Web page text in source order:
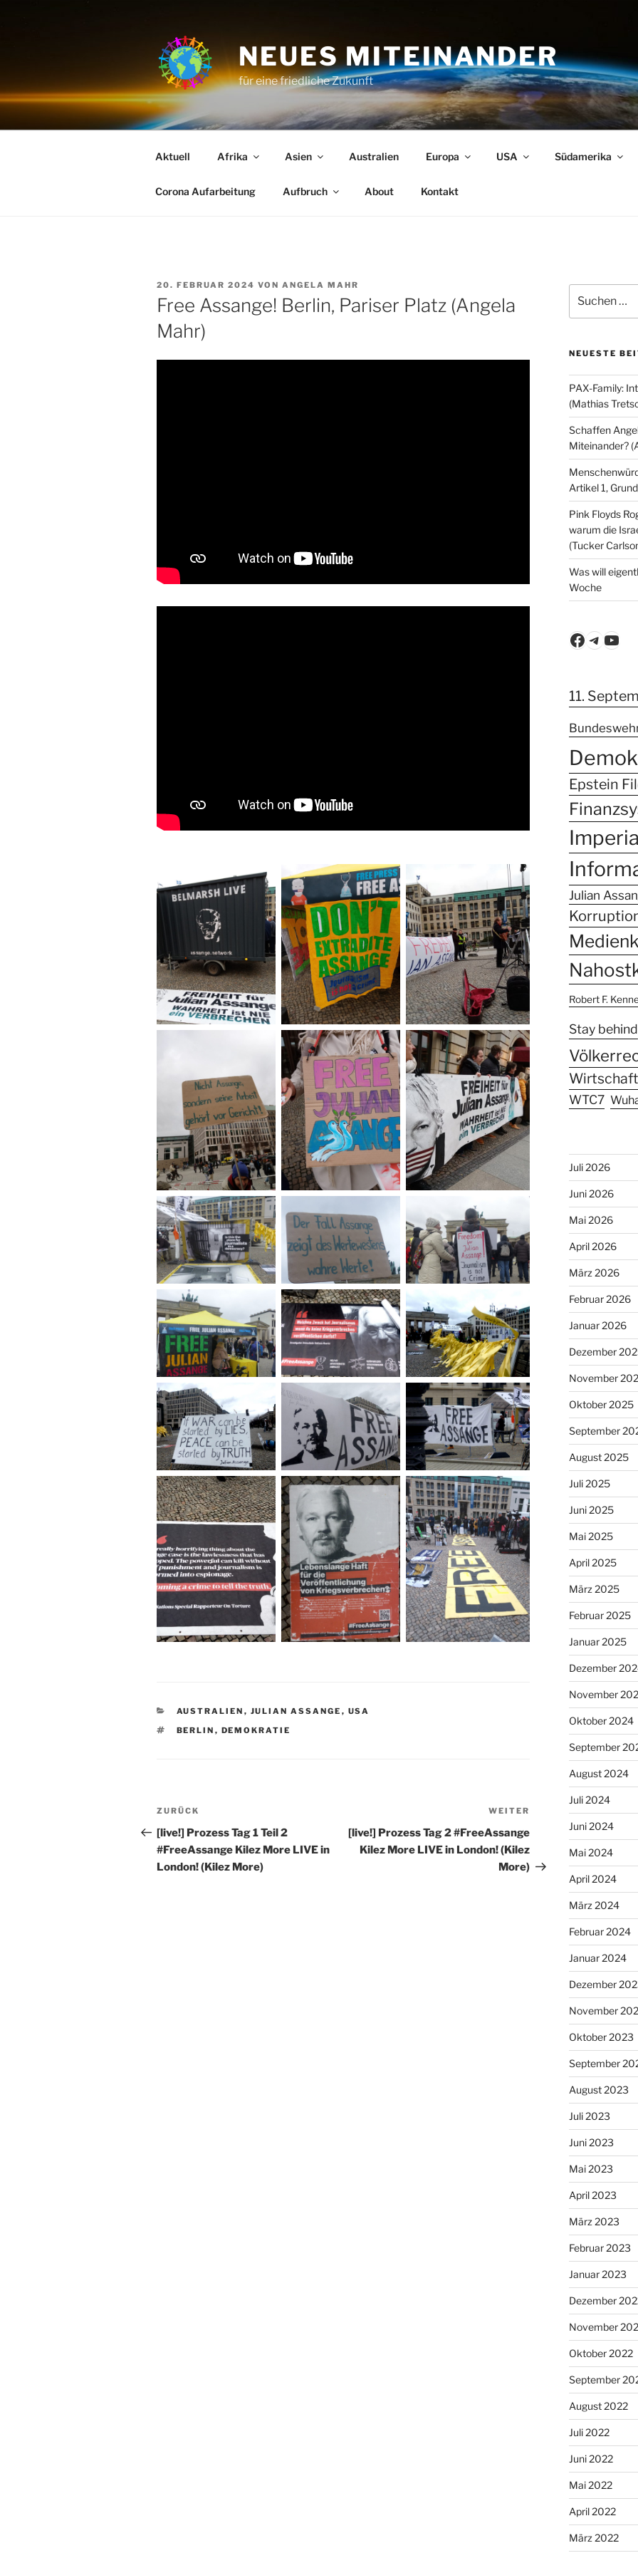
NEUES MITEINANDER
für eine friedliche Zukunft
Aktuell Afrika Asien Australien Europa USA Südamerika
Corona Aufarbeitung Aufbruch About Kontakt
VERÖFFENTLICHT
AM
20. FEBRUAR 2024 VON ANGELA MAHR
Free Assange! Berlin, Pariser Platz (Angela
Mahr)
KATEGORIEN
AUSTRALIEN , JULIAN ASSANGE , USA
SCHLAGWÖRTER
BERLIN , DEMOKRATIE
Beitragsnavigation
Vorheriger
Beitrag
ZURÜCK
[live!] Prozess Tag 1 Teil 2
#FreeAssange Kilez More LIVE in
London! (Kilez More)
Nächster
Beitrag
WEITER
[live!] Prozess Tag 2 #FreeAssange
Kilez More LIVE in London! (Kilez
More)
nach:
NEUESTE
PAX-Family:
(Mathias
Schaffen
Miteinander?
Artikel 1,
Pink Floyds
warum die
(Tucker
Was will
Woche
Facebook
11.
Epstein
Julian
Robert F.
Stay behind
WTC7
Juli 2026
Juni 2026
Mai 2026
April 2026
März 2026
Februar 2026
Januar 2026
Dezember
November
Oktober 2025
September
August 2025
Juli 2025
Juni 2025
Mai 2025
April 2025
März 2025
Februar 2025
Januar 2025
Dezember
November
Oktober 2024
September
August 2024
Juli 2024
Juni 2024
Mai 2024
April 2024
März 2024
Februar 2024
Januar 2024
Dezember
November
Oktober 2023
September
August 2023
Juli 2023
Juni 2023
Mai 2023
April 2023
März 2023
Februar 2023
Januar 2023
Dezember
November
Oktober 2022
September
August 2022
Juli 2022
Juni 2022
Mai 2022
April 2022
März 2022